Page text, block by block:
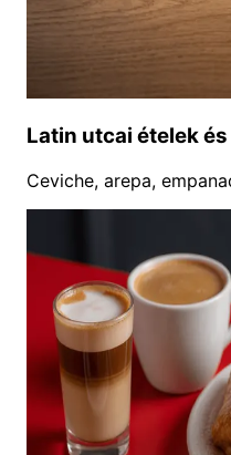
Latin utcai ételek
Ceviche, arepa,